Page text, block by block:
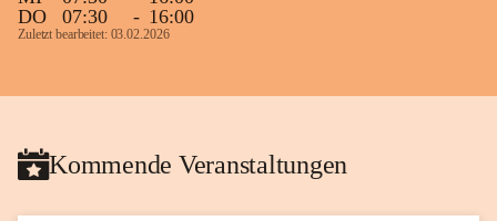
DO
07:30 - 16:00
Zuletzt bearbeitet: 03.02.2026
Kommende Veranstaltungen